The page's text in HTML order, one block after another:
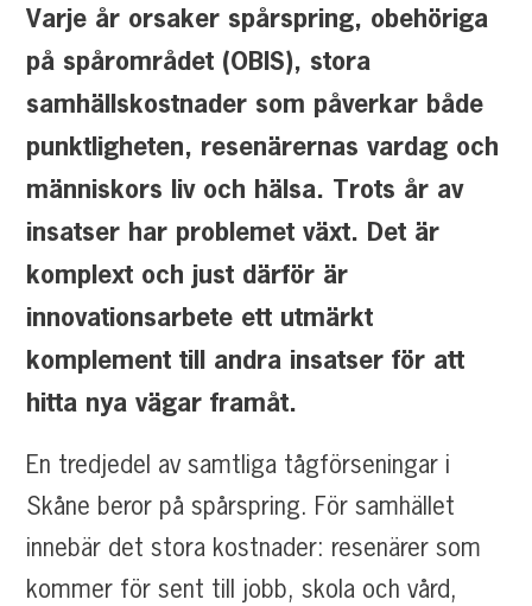
Varje år orsaker spårspring, obehöriga
på spårområdet (OBIS), stora
samhällskostnader som påverkar både
punktligheten, resenärernas vardag och
människors liv och hälsa. Trots år av
insatser har problemet växt. Det är
komplext och just därför är
innovationsarbete ett utmärkt
komplement till andra insatser för att
hitta nya vägar framåt.
En tredjedel av samtliga tågförseningar i
Skåne beror på spårspring. För samhället
innebär det stora kostnader: resenärer som
kommer för sent till jobb, skola och vård,